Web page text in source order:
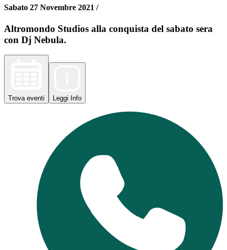
Sabato 27 Novembre 2021 /
Altromondo Studios alla conquista del sabato sera
con Dj Nebula.
Trova eventi Leggi Info